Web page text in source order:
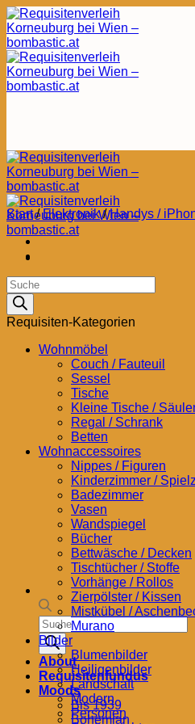
Zum
Inhalt
springen
Products
search
About
Requisitenfundus
Moods
Bis 1939
Bohemian
Start / Elektronik / Handys /
Products
search
Requisiten-Kategorien
Wohnmöbel
Couch / Fauteuil
Sessel
Tische
Kleine Tische /
Regal / Schrank
Betten
Wohnaccessoires
Nippes / Figuren
Kinderzimmer /
Badezimmer
Vasen
Wandspiegel
Bücher
Bettwäsche / Decken
Tischtücher / Stoffe
Vorhänge / Rollos
Zierpölster / Kissen
Mistkübel /
Murano
Bilder
Blumenbilder
Heiligenbilder
Landschaft
Modern
Personen